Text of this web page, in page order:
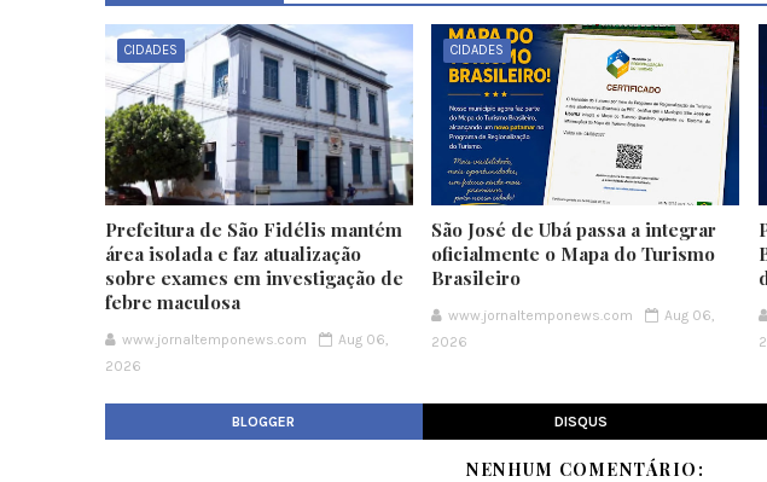
CIDADES
Prefeitura de São Fidélis mantém
área isolada e faz atualização
sobre exames em investigação de
febre maculosa
www.jornaltemponews.com
Aug 06,
2026
CIDADES
São José de Ubá passa a integrar
oficialmente o Mapa do Turismo
Brasileiro
www.jornaltemponews.com
Aug 06,
2026
BLOGGER DISQUS
NENHUM COMENTÁRIO: